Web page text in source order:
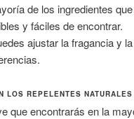
de los ingredientes
y fáciles de encontrar.
ajustar la fragancia y
LOS REPELENTES NATURALES
que encontrarás en la